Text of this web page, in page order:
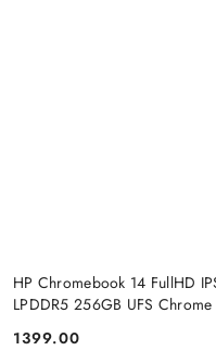
HP Chromebook 14 FullHD
LPDDR5 256GB UFS Chrome
Cena:
1399.00